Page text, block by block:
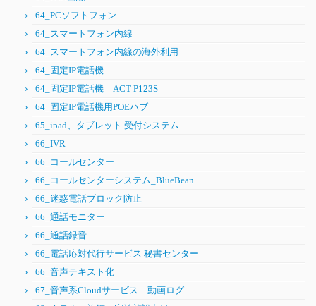
64_PCソフトフォン
64_スマートフォン内線
64_スマートフォン内線の海外利用
64_固定IP電話機
64_固定IP電話機 ACT P123S
64_固定IP電話機用POEハブ
65_ipad、タブレット 受付システム
66_IVR
66_コールセンター
66_コールセンターシステム_BlueBean
66_迷惑電話ブロック防止
66_通話モニター
66_通話録音
66_電話応対代行サービス 秘書センター
66_音声テキスト化
67_音声系Cloudサービス 動画ログ